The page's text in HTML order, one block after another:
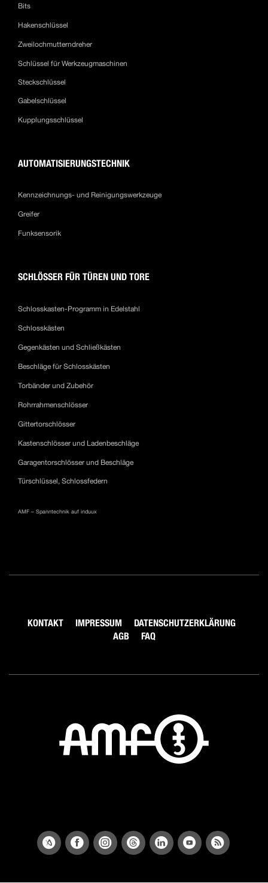
Bits
Hakenschlüssel
Zweilochmutterndreher
Schlüssel für Werkzeugmaschinen
Steckschlüssel
Gabelschlüssel
Kupplungsschlüssel
AUTOMATISIERUNGSTECHNIK
Kennzeichnungs- und Reinigungswerkzeuge
Greifer
Funksensorik
SCHLÖSSER FÜR TÜREN UND TORE
Schlosskasten-Programm in Edelstahl
Schlosskästen
Gegenkästen und Schließkästen
Beschläge für Schlosskästen
Torbänder und Zubehör
Rohrrahmenschlösser
Gittertorschlösser
Kastenschlösser und Ladenbeschläge
Garagentorschlösser und Beschläge
Türschlüssel, Schlossfedern
AMF – Spanntechnik auf induux
KONTAKT IMPRESSUM
DATENSCHUTZERKLÄRUNG
AGB
FAQ